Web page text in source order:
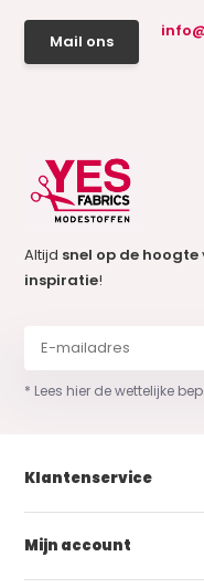
Mail ons
Altijd snel op de hoogte
inspiratie!
* Lees hier de wettelijke
Klantenservice
Mijn account